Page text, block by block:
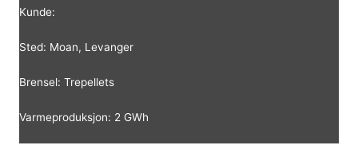
Kunde:
Sted: Moan, Levanger
Brensel: Trepellets
Varmeproduksjon: 2 GWh